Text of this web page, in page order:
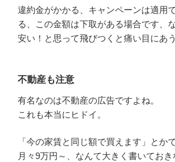
違約金がかかる、キャンペーンは適用
る、この金額は下取がある場合です、
安い！と思って飛びつくと痛い目にあう
不動産も注意
有名なのは不動産の広告ですよね。
これも本当にヒドイ。
「今の家賃と同じ額で買えます」とか
月々9万円～、なんて大きく書いておき